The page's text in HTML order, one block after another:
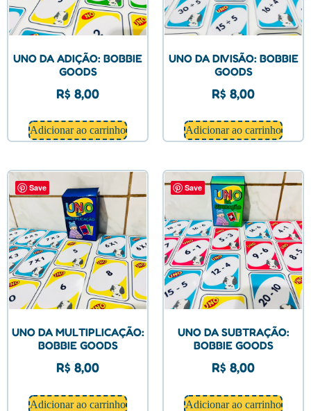
UNO DA ADIÇÃO: BOBBIE
GOODS
R$ 8,00
Adicionar ao carrinho
UNO DA DIVISÃO: BOBBIE
GOODS
R$ 8,00
Adicionar ao carrinho
Save
UNO DA MULTIPLICAÇÃO:
BOBBIE GOODS
R$ 8,00
Adicionar ao carrinho
Save
UNO DA SUBTRAÇÃO:
BOBBIE GOODS
R$ 8,00
Adicionar ao carrinho